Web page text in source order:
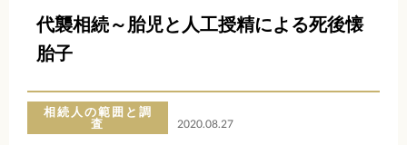
代襲相続～胎児と人工授精による死後懐
胎子
相続人の範囲と調
査 2020.08.27